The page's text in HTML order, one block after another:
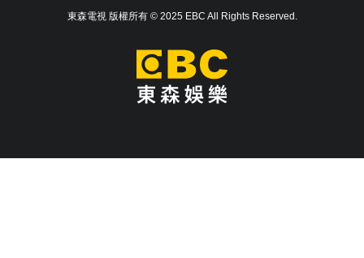
東森電視 版權所有 © 2025 EBC All Rights Reserved.